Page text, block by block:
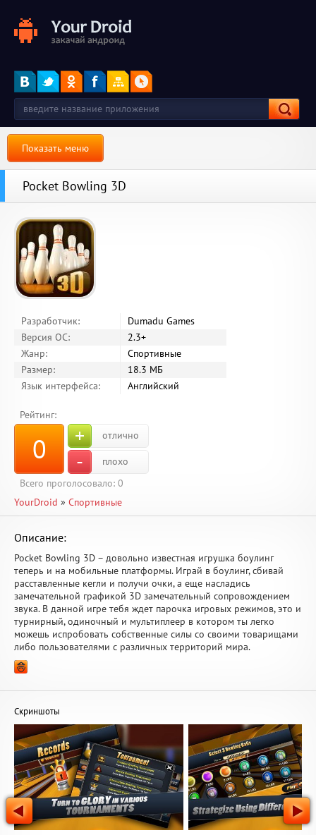
Показать меню
Pocket Bowling 3D
Разработчик:
Dumadu Games
Версия ОС:
2.3+
Жанр:
Спортивные
Размер:
18.3 МБ
Язык интерфейса:
Английский
Рейтинг:
0 + отлично
-
плохо
Всего проголосовало: 0
YourDroid » Спортивные
Описание:
Pocket Bowling 3D – довольно известная игрушка боулинг
теперь и на мобильные платформы. Играй в боулинг, сбивай
расставленные кегли и получи очки, а еще насладись
замечательной графикой 3D замечательный сопровождением
звука. В данной игре тебя ждет парочка игровых режимов, это и
турнирный, одиночный и мультиплеер в котором ты легко
можешь испробовать собственные силы со своими товарищами
либо пользователями с различных территорий мира.
Скриншоты